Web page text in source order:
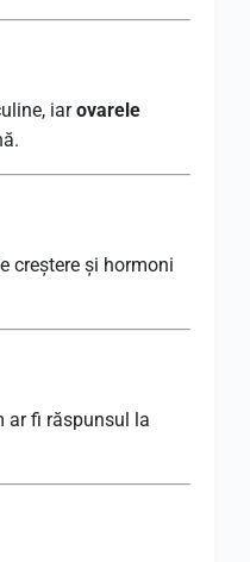
iarovarele
creștere și hormoni
ar fi răspunsul la